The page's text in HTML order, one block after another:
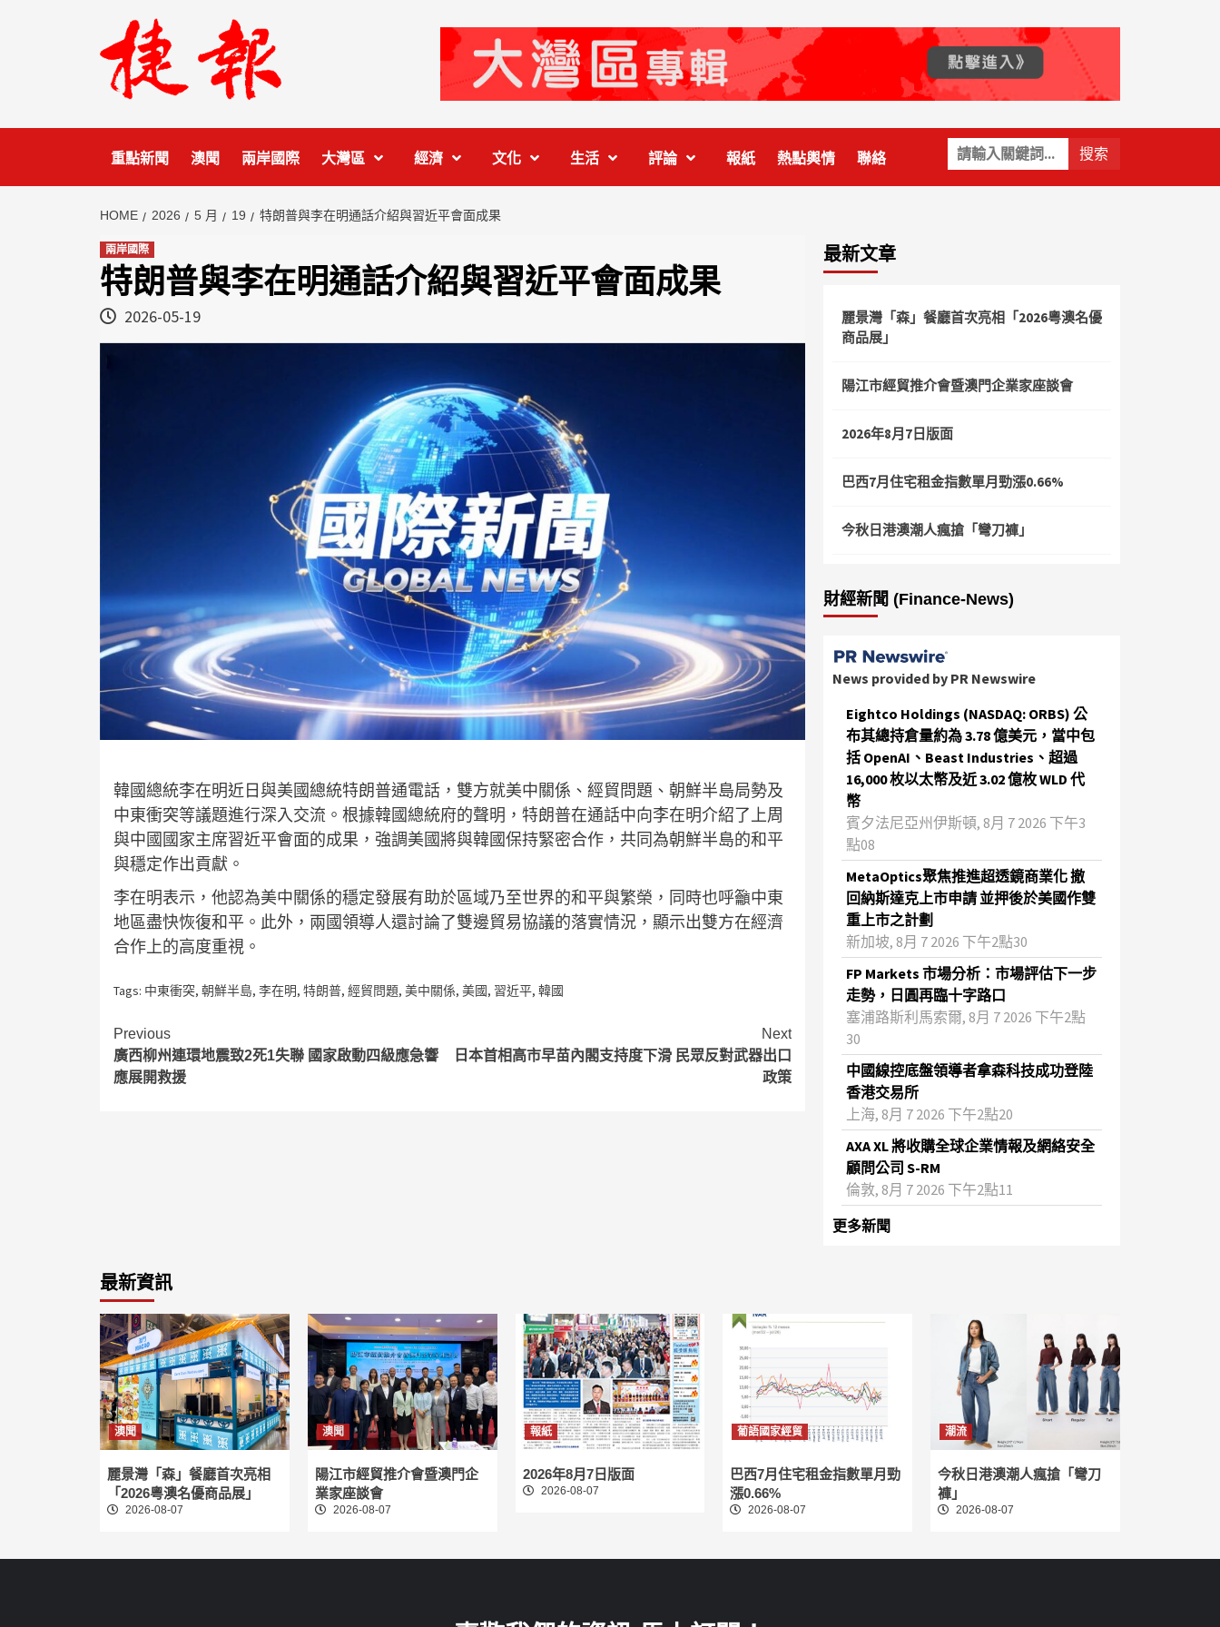
關
鍵
字:
重點新聞 澳聞 兩岸國際 大灣區 經濟 文化 生活 評論 報紙 熱點輿情 聯絡
HOME 2026 5 月 19 特朗普與李在明通話介紹與習近平會面成果
兩岸國際
特朗普與李在明通話介紹與習近平會面成果
2026-05-19
韓國總統李在明近日與美國總統特朗普通電話，雙方就美中關係、經貿問題、朝鮮半島局勢及
中東衝突等議題進行深入交流。根據韓國總統府的聲明，特朗普在通話中向李在明介紹了上周
與中國國家主席習近平會面的成果，強調美國將與韓國保持緊密合作，共同為朝鮮半島的和平
與穩定作出貢獻。
李在明表示，他認為美中關係的穩定發展有助於區域乃至世界的和平與繁榮，同時也呼籲中東
地區盡快恢復和平。此外，兩國領導人還討論了雙邊貿易協議的落實情況，顯示出雙方在經濟
合作上的高度重視。
Tags: 中東衝突, 朝鮮半島, 李在明, 特朗普, 經貿問題, 美中關係, 美國, 習近平, 韓國
Continue
Reading
Previous
廣西柳州連環地震致2死1失聯 國家啟動四級應急響
應展開救援
Next
日本首相高市早苗內閣支持度下滑 民眾反對武器出口
政策
最新文章
麗景灣「森」餐廳首次亮相「2026粵澳名優
商品展」
陽江市經貿推介會暨澳門企業家座談會
2026年8月7日版面
巴西7月住宅租金指數單月勁漲0.66%
今秋日港澳潮人瘋搶「彎刀褲」
財經新聞 (Finance-News)
News provided by PR Newswire
Eightco Holdings (NASDAQ: ORBS) 公
布其總持倉量約為 3.78 億美元，當中包
括 OpenAI、Beast Industries、超過
16,000 枚以太幣及近 3.02 億枚 WLD 代
幣
賓夕法尼亞州伊斯頓, 8月 7 2026 下午3
點08
MetaOptics聚焦推進超透鏡商業化 撤
回納斯達克上市申請 並押後於美國作雙
重上市之計劃
新加坡, 8月 7 2026 下午2點30
FP Markets 市場分析：市場評估下一步
走勢，日圓再臨十字路口
塞浦路斯利馬索爾, 8月 7 2026 下午2點
30
中國線控底盤領導者拿森科技成功登陸
香港交易所
上海, 8月 7 2026 下午2點20
AXA XL 將收購全球企業情報及網絡安全
顧問公司 S-RM
倫敦, 8月 7 2026 下午2點11
更多新聞
最新資訊
澳聞
麗景灣「森」餐廳首次亮相
「2026粵澳名優商品展」
2026-08-07
澳聞
陽江市經貿推介會暨澳門企
業家座談會
2026-08-07
報紙
2026年8月7日版面
2026-08-07
葡語國家經貿
巴西7月住宅租金指數單月勁
漲0.66%
2026-08-07
潮流
今秋日港澳潮人瘋搶「彎刀
褲」
2026-08-07